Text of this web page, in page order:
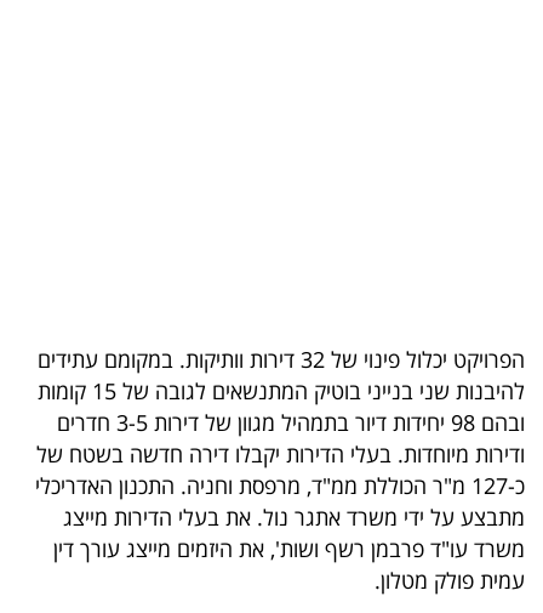
הכלכלי
פודקאסט
40
UNDER
40
הפרויקט יכלול פינוי של 32 דירות וותיקות. במקומם עתידים
להיבנות שני בנייני בוטיק המתנשאים לגובה של 15 קומות
ובהם 98 יחידות דיור בתמהיל מגוון של דירות 3-5 חדרים
ודירות מיוחדות. בעלי הדירות יקבלו דירה חדשה בשטח של
כ-127 מ"ר הכוללת ממ"ד, מרפסת וחניה. התכנון האדריכלי
מתבצע על ידי משרד אתגר נול. את בעלי הדירות מייצג
משרד עו"ד פרבמן רשף ושות', את היזמים מייצג עורך דין
עמית פולק מטלון.